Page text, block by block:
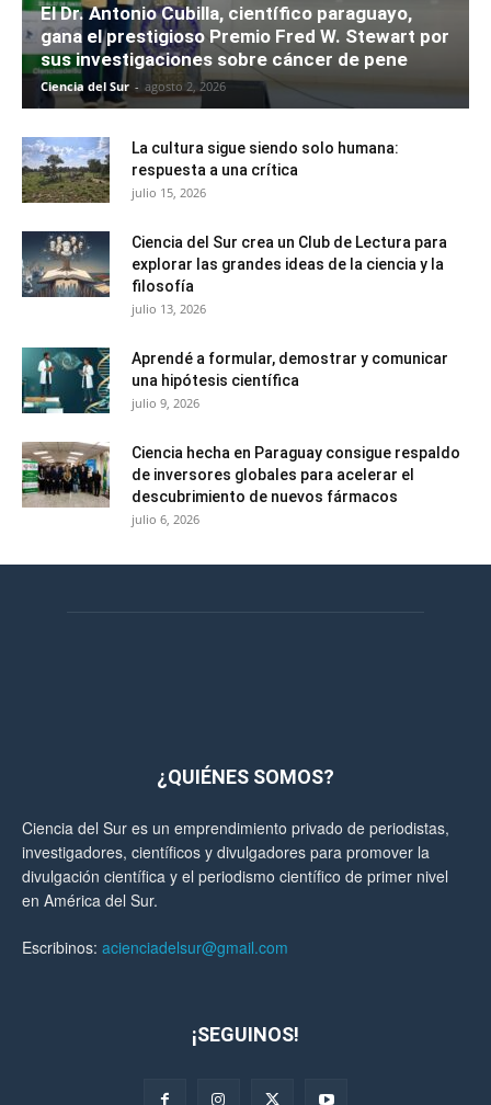
El Dr. Antonio Cubilla, científico paraguayo,
gana el prestigioso Premio Fred W. Stewart por
sus investigaciones sobre cáncer de pene
Ciencia del Sur - agosto 2, 2026
La cultura sigue siendo solo humana:
respuesta a una crítica
julio 15, 2026
Ciencia del Sur crea un Club de Lectura para
explorar las grandes ideas de la ciencia y la
filosofía
julio 13, 2026
Aprendé a formular, demostrar y comunicar
una hipótesis científica
julio 9, 2026
Ciencia hecha en Paraguay consigue respaldo
de inversores globales para acelerar el
descubrimiento de nuevos fármacos
julio 6, 2026
¿QUIÉNES SOMOS?
Ciencia del Sur es un emprendimiento privado de periodistas,
investigadores, científicos y divulgadores para promover la
divulgación científica y el periodismo científico de primer nivel
en América del Sur.
Escribinos: acienciadelsur@gmail.com
¡SEGUINOS!